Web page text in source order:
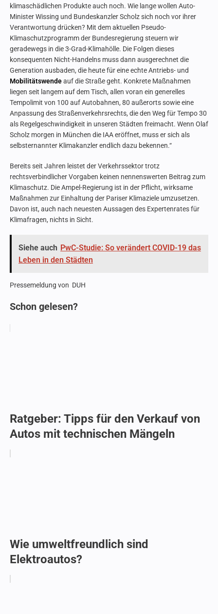
klimaschädlichen Produkte auch noch. Wie lange wollen Auto-
Minister Wissing und Bundeskanzler Scholz sich noch vor ihrer
Verantwortung drücken? Mit dem aktuellen Pseudo-
Klimaschutzprogramm der Bundesregierung steuern wir
geradewegs in die 3-Grad-Klimahölle. Die Folgen dieses
konsequenten Nicht-Handelns muss dann ausgerechnet die
Generation ausbaden, die heute für eine echte Antriebs- und
Mobilitätswendeauf die Straße geht. Konkrete Maßnahmen
liegen seit langem auf dem Tisch, allen voran ein generelles
Tempolimit von 100 auf Autobahnen, 80 außerorts sowie eine
Anpassung des Straßenverkehrsrechts, die den Weg für Tempo 30
als Regelgeschwindigkeit in unseren Städten freimacht. Wenn Olaf
Scholz morgen in München die IAA eröffnet, muss er sich als
selbsternannter Klimakanzler endlich dazu bekennen.“
Bereits seit Jahren leistet der Verkehrssektor trotz
rechtsverbindlicher Vorgaben keinen nennenswerten Beitrag zum
Klimaschutz. Die Ampel-Regierung ist in der Pflicht, wirksame
Maßnahmen zur Einhaltung der Pariser Klimaziele umzusetzen.
Davon ist, auch nach neuesten Aussagen des Expertenrates für
Klimafragen, nichts in Sicht.
Siehe auch PwC-Studie: So verändert COVID-19 das
Leben in den Städten
Pressemeldung von DUH
Schon gelesen?
Ratgeber: Tipps für den Verkauf von
Autos mit technischen Mängeln
Wie umweltfreundlich sind
Elektroautos?